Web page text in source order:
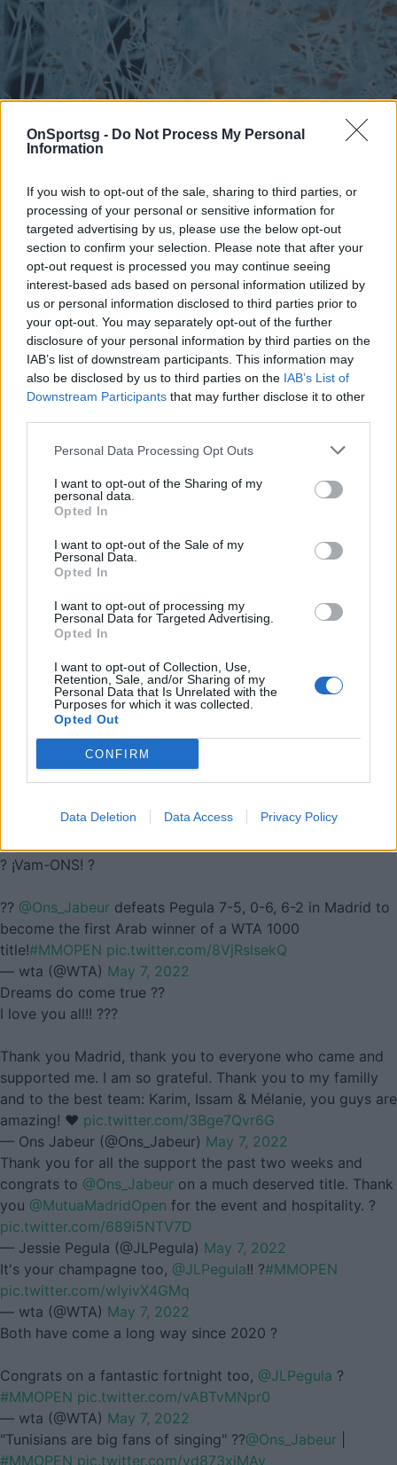
OnSportsg - Do Not Process My Personal
Information
If you wish to opt-out of the sale, sharing to third parties, or
processing of your personal or sensitive information for
targeted advertising by us, please use the below opt-out
section to confirm your selection. Please note that after your
opt-out request is processed you may continue seeing
interest-based ads based on personal information utilized by
us or personal information disclosed to third parties prior to
your opt-out. You may separately opt-out of the further
disclosure of your personal information by third parties on the
IAB’s list of downstream participants. This information may
also be disclosed by us to third parties on the IAB’s List of
Downstream Participants that may further disclose it to other
Personal Data Processing Opt Outs
I want to opt-out of the Sharing of my
personal data.
Opted In
I want to opt-out of the Sale of my
Personal Data.
Opted In
I want to opt-out of processing my
Personal Data for Targeted Advertising.
Opted In
I want to opt-out of Collection, Use,
Retention, Sale, and/or Sharing of my
Personal Data that Is Unrelated with the
Purposes for which it was collected.
Opted Out
CONFIRM
Data Deletion Data Access Privacy Policy
Photo 3/3
Madrid Open: Η Ονς Ζαμπέρ κατέκτησε το τρόπαιο και
έγραψε ιστορία στην Ισπανία
? ¡Vam-ONS! ?
?? @Ons_Jabeur defeats Pegula 7-5, 0-6, 6-2 in Madrid to
become the first Arab winner of a WTA 1000
title!#MMOPEN pic.twitter.com/8VjRslsekQ
— wta (@WTA) May 7, 2022
Dreams do come true ??
I love you all!! ???
Thank you Madrid, thank you to everyone who came and
supported me. I am so grateful. Thank you to my familly
and to the best team: Karim, Issam & Mélanie, you guys are
amazing! ❤️ pic.twitter.com/3Bge7Qvr6G
— Ons Jabeur (@Ons_Jabeur) May 7, 2022
Thank you for all the support the past two weeks and
congrats to @Ons_Jabeur on a much deserved title. Thank
you @MutuaMadridOpen for the event and hospitality. ?
pic.twitter.com/689i5NTV7D
— Jessie Pegula (@JLPegula) May 7, 2022
It's your champagne too, @JLPegula!! ?#MMOPEN
pic.twitter.com/wIyivX4GMq
— wta (@WTA) May 7, 2022
Both have come a long way since 2020 ?
Congrats on a fantastic fortnight too, @JLPegula ?
#MMOPEN pic.twitter.com/vABTvMNpr0
— wta (@WTA) May 7, 2022
"Tunisians are big fans of singing" ??@Ons_Jabeur
#MMOPEN pic.twitter.com/yd873xiMAy